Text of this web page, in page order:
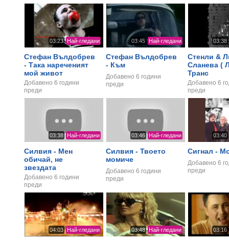
03:23 Най-гледани
Стефан Вълдобрев
- Така нареченият
мой живот
Добавено 6 години
преди
03:45 Най-гледани
Стефан Вълдобрев
- Към
Добавено 6 години
преди
03:38
Стенли &
Сланева (
Транс
Добавено 6
преди
03:38 Най-гледани
Силвия - Мен
обичай, не
звездата
Добавено 6 години
преди
03:46 Най-гледани
Силвия - Твоето
момиче
Добавено 6 години
преди
03:40
Сигнал -
Добавено 6
преди
04:03 Най-гледани 03:48 Най-гледани 03:16